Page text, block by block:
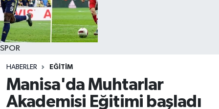
SPOR
HABERLER EĞİTİM
Manisa'da Muhtarlar
Akademisi Eğitimi başladı